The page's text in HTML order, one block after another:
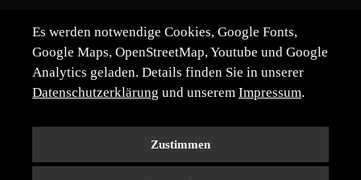
Es werden notwendige Cookies, Google Fonts,
Google Maps, OpenStreetMap, Youtube und Google
Analytics geladen. Details finden Sie in unserer
Datenschutzerklärung und unseremImpressum.
Zustimmen